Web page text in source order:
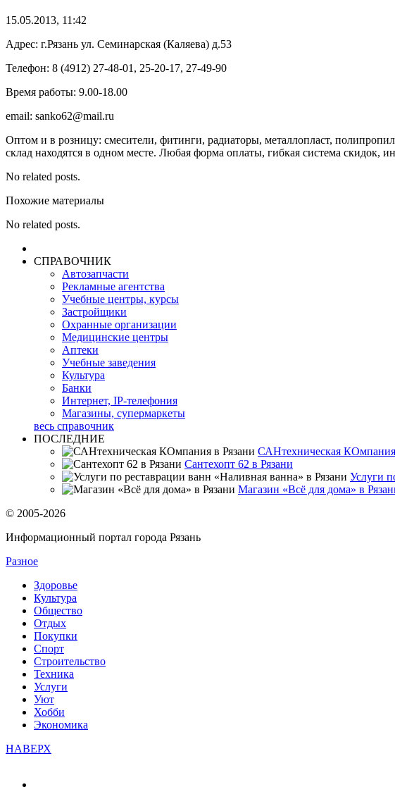
15.05.2013, 11:42
Адрес: г.Рязань ул. Семинарская (Каляева) д.53
Телефон: 8 (4912) 27-48-01, 25-20-17, 27-49-90
Время работы: 9.00-18.00
email: sanko62@mail.ru
Оптом и в розницу: смесители, фитинги, радиаторы, металлопласт,
склад находятся в одном месте. Любая форма оплаты, гибкая система скидок,
No related posts.
Похожие материалы
No related posts.
СПРАВОЧНИК
Автозапчасти
Рекламные агентства
Учебные центры, курсы
Застройщики
Охранные организации
Медицинские центры
Аптеки
Учебные заведения
Культура
Банки
Интернет, IP-телефония
Магазины, супермаркеты
весь справочник
ПОСЛЕДНИЕ
САНтехническая КОмпания
Сантехопт 62 в Рязани
Услуги
Магазин «Всё для дома» в
© 2005-2026
Информационный портал города Рязань
Разное
Здоровье
Культура
Общество
Отдых
Покупки
Спорт
Строительство
Техника
Услуги
Уют
Хобби
Экономика
НАВЕРХ